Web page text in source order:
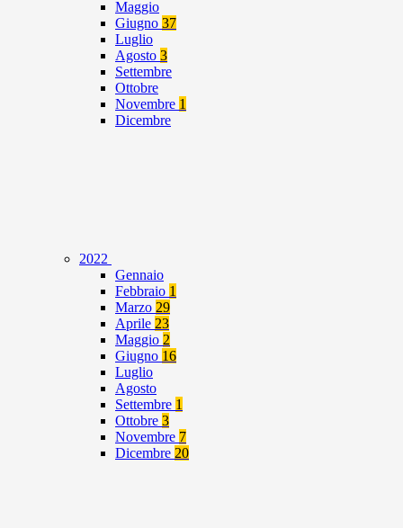
Maggio
Giugno 37
Luglio
Agosto 3
Settembre
Ottobre
Novembre 1
Dicembre
2022
Gennaio
Febbraio 1
Marzo 29
Aprile 23
Maggio 2
Giugno 16
Luglio
Agosto
Settembre 1
Ottobre 3
Novembre 7
Dicembre 20